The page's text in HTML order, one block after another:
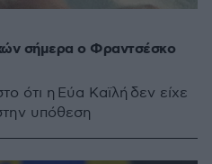
σήμερα ο Φραντσέσκο
ότι η Εύα Καϊλή δεν είχε
υπόθεση